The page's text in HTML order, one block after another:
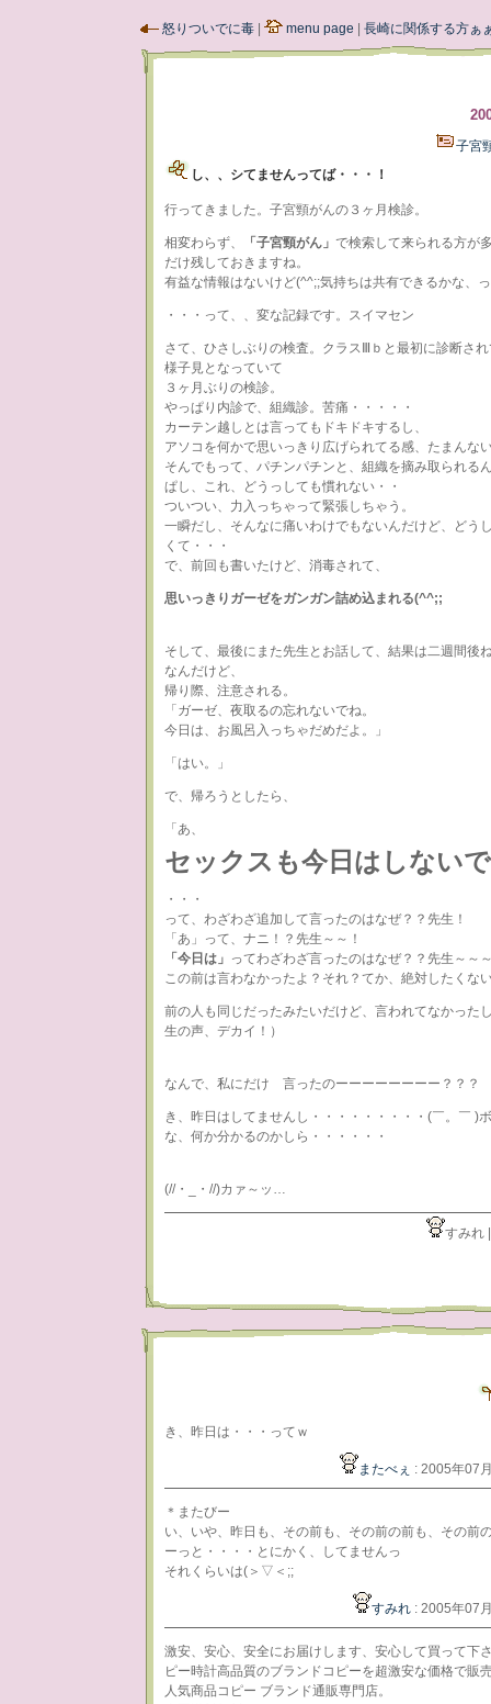
怒りついでに毒 menu page 長崎に関係する方ぁ
子宮
し、、シてませんってば・・・！
行ってきました。子宮頸がんの３ヶ月検診。
相変わらず、 「子宮頸がん」 で検索して来られる方が
だけ残しておきますね。
有益な情報はないけど(^^;;気持ちは共有できるかな、
・・・って、、変な記録です。スイマセン
さて、ひさしぶりの検査。クラスⅢｂと最初に診断さ
様子見となっていて
３ヶ月ぶりの検診。
やっぱり内診で、組織診。苦痛・・・・・
カーテン越しとは言ってもドキドキするし、
アソコを何かで思いっきり広げられてる感、たまんな
そんでもって、パチンパチンと、組織を摘み取られる
ぱし、これ、どうっしても慣れない・・
ついつい、力入っちゃって緊張しちゃう。
一瞬だし、そんなに痛いわけでもないんだけど、どう
くて・・・
で、前回も書いたけど、消毒されて、
思いっきりガーゼをガンガン詰め込まれる(^^;;
そして、最後にまた先生とお話して、結果は二週間後
なんだけど、
帰り際、注意される。
「ガーゼ、夜取るの忘れないでね。
今日は、お風呂入っちゃだめだよ。」
「はい。」
で、帰ろうとしたら、
「あ、
セックスも今日はしない
・・・
って、わざわざ追加して言ったのはなぜ？？先生！
「あ」って、ナニ！？先生～～！
「今日は」 ってわざわざ言ったのはなぜ？？先生～～
この前は言わなかったよ？それ？てか、絶対したくな
前の人も同じだったみたいだけど、言われてなかった
生の声、デカイ！）
なんで、私にだけ 言ったのーーーーーーーー？？？
き、昨日はしてませんし・・・・・・・・・(￣。￣ )
な、何か分かるのかしら・・・・・・
(//・_・//)カァ～ッ…
すみれ
き、昨日は・・・ってｗ
またべぇ : 2005年07
＊またびー
い、いや、昨日も、その前も、その前の前も、その前
ーっと・・・・とにかく、してませんっ
それくらいは(＞▽＜;;
すみれ : 2005年07
激安、安心、安全にお届けします、安心して買って下
ピー時計高品質のブランドコピーを超激安な価格で販
人気商品コピー ブランド通販専門店。